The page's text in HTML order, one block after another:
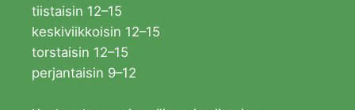
tiistaisin 12–15
keskiviikkoisin 12–15
torstaisin 12–15
perjantaisin 9–12